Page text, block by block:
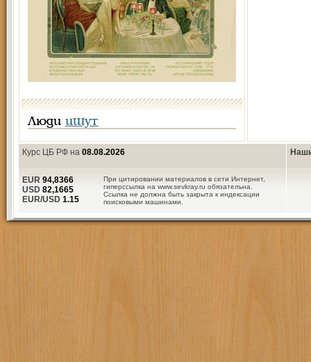
Люди ищут
Курс ЦБ РФ на 08.08.2026
При цитировании материалов в сети Интернет,
гиперссылка на www.sevkray.ru обязательна.
Ссылка не должна быть закрыта к индексации
поисковыми машинами.
EUR 94,8366
USD 82,1665
EUR/USD 1.15